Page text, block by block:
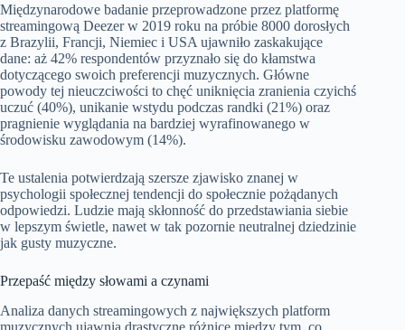
Międzynarodowe badanie przeprowadzone przez platformę
streamingową Deezer w 2019 roku na próbie 8000 dorosłych
z Brazylii, Francji, Niemiec i USA ujawniło zaskakujące
dane: aż 42% respondentów przyznało się do kłamstwa
dotyczącego swoich preferencji muzycznych. Główne
powody tej nieuczciwości to chęć uniknięcia zranienia czyichś
uczuć (40%), unikanie wstydu podczas randki (21%) oraz
pragnienie wyglądania na bardziej wyrafinowanego w
środowisku zawodowym (14%).
Te ustalenia potwierdzają szersze zjawisko znanej w
psychologii społecznej tendencji do społecznie pożądanych
odpowiedzi. Ludzie mają skłonność do przedstawiania siebie
w lepszym świetle, nawet w tak pozornie neutralnej dziedzinie
jak gusty muzyczne.
Przepaść między słowami a czynami
Analiza danych streamingowych z największych platform
muzycznych ujawnia drastyczne różnice między tym, co